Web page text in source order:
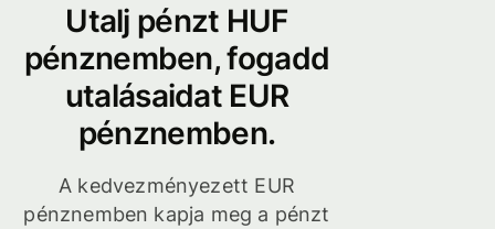
Utalj pénzt HUF
pénznemben, fogadd
utalásaidat EUR
pénznemben.
A kedvezményezett EUR
pénznemben kapja meg a pénzt